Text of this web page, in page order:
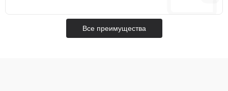
Все преимущества